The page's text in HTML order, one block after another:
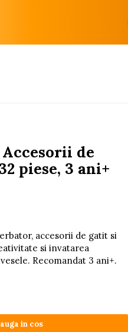
de
piese, 3 ani+
accesorii de gatit si
si invatarea
Recomandat 3 ani+.
in cos